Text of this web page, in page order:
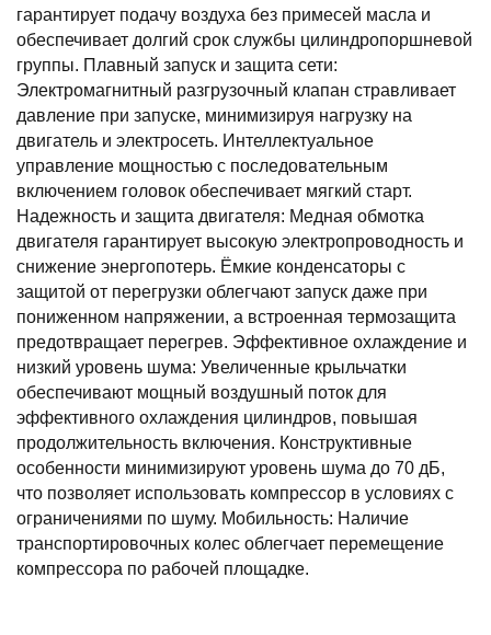
гарантирует подачу воздуха без примесей масла и
обеспечивает долгий срок службы цилиндропоршневой
группы. Плавный запуск и защита сети:
Электромагнитный разгрузочный клапан стравливает
давление при запуске, минимизируя нагрузку на
двигатель и электросеть. Интеллектуальное
управление мощностью с последовательным
включением головок обеспечивает мягкий старт.
Надежность и защита двигателя: Медная обмотка
двигателя гарантирует высокую электропроводность и
снижение энергопотерь. Ёмкие конденсаторы с
защитой от перегрузки облегчают запуск даже при
пониженном напряжении, а встроенная термозащита
предотвращает перегрев. Эффективное охлаждение и
низкий уровень шума: Увеличенные крыльчатки
обеспечивают мощный воздушный поток для
эффективного охлаждения цилиндров, повышая
продолжительность включения. Конструктивные
особенности минимизируют уровень шума до 70 дБ,
что позволяет использовать компрессор в условиях с
ограничениями по шуму. Мобильность: Наличие
транспортировочных колес облегчает перемещение
компрессора по рабочей площадке.